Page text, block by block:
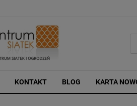
KONTAKT BLOG KARTA